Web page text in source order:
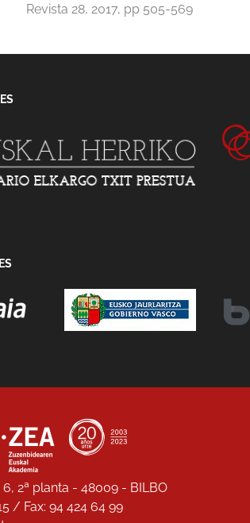
Revista 28, 2017, pp 505-569
2ª planta - 48009 - BILBO
/ Fax: 94 424 64 99